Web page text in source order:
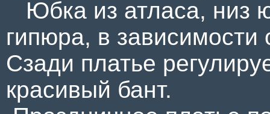
Юбка из атласа, низ
гипюра, в
Сзади платье
красивый бант.